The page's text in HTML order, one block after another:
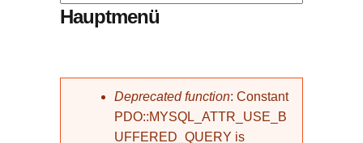
Hauptmenü
Fehlermeldung
Deprecated function: Constant
PDO::MYSQL_ATTR_USE_B
UFFERED_QUERY is